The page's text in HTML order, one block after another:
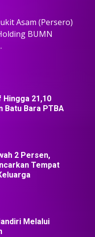
Asam (Persero)
BUMN
21,10
Batu Bara PTBA
2 Persen,
Tempat
Melalui